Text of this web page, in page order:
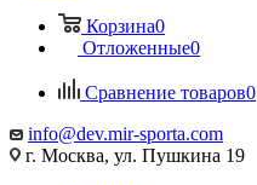
Корзина0
Отложенные0
Сравнение товаров0
info@dev.mir-sporta.com
г. Москва, ул. Пушкина 19